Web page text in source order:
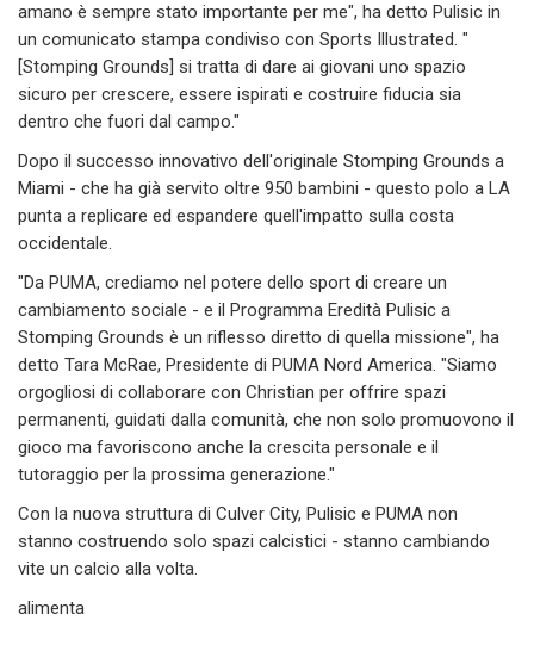
amano è sempre stato importante per me", ha detto Pulisic in
un comunicato stampa condiviso con Sports Illustrated. "
[Stomping Grounds] si tratta di dare ai giovani uno spazio
sicuro per crescere, essere ispirati e costruire fiducia sia
dentro che fuori dal campo."
Dopo il successo innovativo dell'originale Stomping Grounds a
Miami - che ha già servito oltre 950 bambini - questo polo a LA
punta a replicare ed espandere quell'impatto sulla costa
occidentale.
"Da PUMA, crediamo nel potere dello sport di creare un
cambiamento sociale - e il Programma Eredità Pulisic a
Stomping Grounds è un riflesso diretto di quella missione", ha
detto Tara McRae, Presidente di PUMA Nord America. "Siamo
orgogliosi di collaborare con Christian per offrire spazi
permanenti, guidati dalla comunità, che non solo promuovono il
gioco ma favoriscono anche la crescita personale e il
tutoraggio per la prossima generazione."
Con la nuova struttura di Culver City, Pulisic e PUMA non
stanno costruendo solo spazi calcistici - stanno cambiando
vite un calcio alla volta.
alimenta